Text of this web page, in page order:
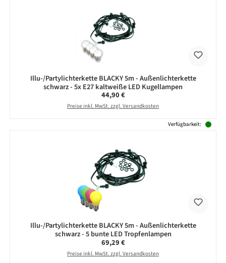
Illu-/Partylichterkette BLACKY 5m - Außenlichterkette
schwarz - 5x E27 kaltweiße LED Kugellampen
Regulärer Preis:
44,90 €
Preise inkl. MwSt. zzgl. Versandkosten
Verfügbarkeit:
Illu-/Partylichterkette BLACKY 5m - Außenlichterkette
schwarz - 5 bunte LED Tropfenlampen
Regulärer Preis:
69,29 €
Preise inkl. MwSt. zzgl. Versandkosten